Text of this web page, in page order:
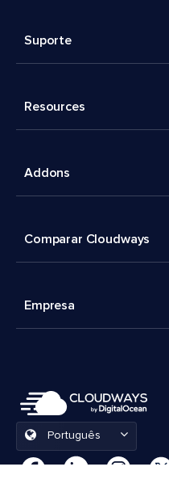
Suporte
Resources
Addons
Comparar Cloudways
Empresa
Português